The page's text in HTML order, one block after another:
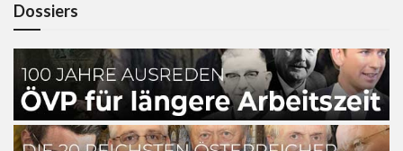
Dossiers